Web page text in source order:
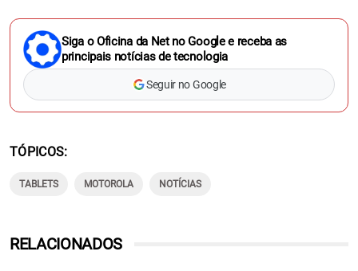
Siga o Oficina da Net no Google e receba as
principais notícias de tecnologia
Seguir no Google
TÓPICOS
TABLETS MOTOROLA NOTÍCIAS
RELACIONADOS